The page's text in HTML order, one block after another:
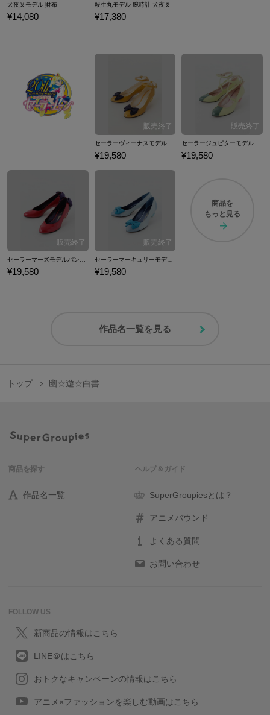
犬夜叉モデル 財布
¥14,080
殺生丸モデル 腕時計 犬夜叉
¥17,380
セーラーヴィーナスモデルパンプス パンプス 美少女戦士セーラームーン
¥19,580 ¥19,580
¥19,580
セーラーマーキュリーモデルパンプス パンプス 美少女戦士セーラームーン
¥19,580
商品を
もっと見る
作品名一覧を見る
トップ 幽☆遊☆白書
商品を探す
作品名一覧
ヘルプ＆ガイド
SuperGroupiesとは？
アニメバウンド
よくある質問
お問い合わせ
FOLLOW US
新商品の情報はこちら
LINE＠はこちら
おトクなキャンペーンの情報はこちら
アニメ×ファッションを楽しむ動画はこちら